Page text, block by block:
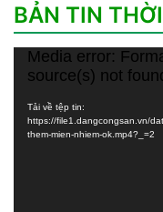
BẢN TIN
Trình
chơi
Video
Media error:
source(s) not
Tải về tệp tin:
https://file1.dangcongsan.vn/
them-mien-nhiem-ok.mp4?_=2